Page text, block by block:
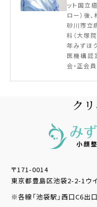
ット国立
ロー）後
砂川市立
科（大塚
年みずほ
医機構認
会・正会
ク
〒171-0014
東京都豊島区池袋2-2-1ウ
※各線「池袋駅」西口C6出